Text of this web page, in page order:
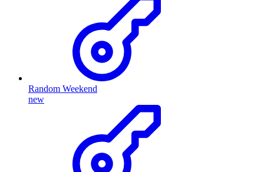
Random Weekend
new